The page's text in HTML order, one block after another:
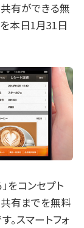
有ができる無
を本日1月31日
をコンセプト
共有までを無料
。スマートフォ